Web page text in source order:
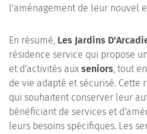
l'aménagement de leur nouvel
En résumé, Les Jardins
résidence service qui propose
et d'activités aux seniors, tout
de vie adapté et sécurisé. Cette
qui souhaitent conserver leur
bénéficiant de services et
leurs besoins spécifiques. Les